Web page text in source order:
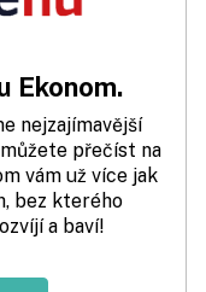
Ekonom.
nejzajímavější
přečíst na
vám už více jak
bez kterého
a baví!